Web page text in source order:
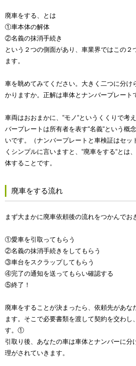
廃車をする、とは
①車本体の解体
②名義の抹消手続き
という２つの側面があり、車業界ではこの２
ます。
車を眺めてみてください。大きく二つに分け
かりますか。正解は車体とナンバープレート
車両はおおまかに、“モノ“というくくりで考
バープレートは所有者を表す“名義“という概
いです。（ナンバープレートと車検証はセッ
くシンプルに言いますと、“廃車をする“とは
体することです。
廃車をする流れ
まず大まかに廃車依頼後の流れをつかんでお
①愛車を引取ってもらう
②名義の抹消手続きをしてもらう
③車台をスクラップしてもらう
④完了の通知を送ってもらい確認する
⑤終了！
廃車をすることが決まったら、依頼先があな
ます。そこで必要書類を渡して契約を交わし
す。①
引取り後、あなたの車は車体とナンバーに分
理がされていきます。